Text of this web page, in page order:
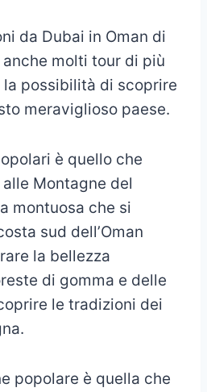
da Dubai in Oman di
molti tour di più
possibilità di scoprire
meraviglioso paese.
è quello che
Montagne del
montuosa che si
sud dell’Oman
la bellezza
di gomma e delle
le tradizioni dei
popolare è quella che